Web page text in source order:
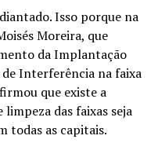
Isso porque na
Moreira, que
da Implantação
de Interferência na faixa
que existe a
das faixas seja
todas as capitais.